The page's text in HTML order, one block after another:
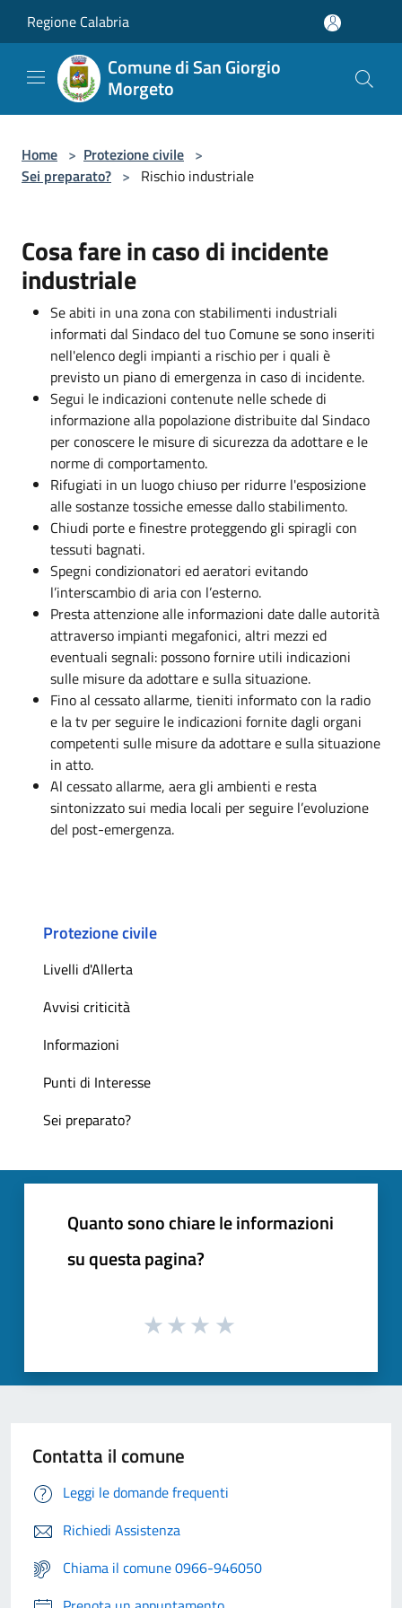
Regione Calabria
Comune di San Giorgio
Morgeto
Home > Protezione civile >
Sei preparato? > Rischio industriale
Cosa fare in caso di incidente
industriale
Se abiti in una zona con stabilimenti industriali
informati dal Sindaco del tuo Comune se sono inseriti
nell'elenco degli impianti a rischio per i quali è
previsto un piano di emergenza in caso di incidente.
Segui le indicazioni contenute nelle schede di
informazione alla popolazione distribuite dal Sindaco
per conoscere le misure di sicurezza da adottare e le
norme di comportamento.
Rifugiati in un luogo chiuso per ridurre l'esposizione
alle sostanze tossiche emesse dallo stabilimento.
Chiudi porte e finestre proteggendo gli spiragli con
tessuti bagnati.
Spegni condizionatori ed aeratori evitando
l’interscambio di aria con l’esterno.
Presta attenzione alle informazioni date dalle autorità
attraverso impianti megafonici, altri mezzi ed
eventuali segnali: possono fornire utili indicazioni
sulle misure da adottare e sulla situazione.
Fino al cessato allarme, tieniti informato con la radio
e la tv per seguire le indicazioni fornite dagli organi
competenti sulle misure da adottare e sulla situazione
in atto.
Al cessato allarme, aera gli ambienti e resta
sintonizzato sui media locali per seguire l’evoluzione
del post-emergenza.
Protezione civile
Livelli d'Allerta
Avvisi criticità
Informazioni
Punti di Interesse
Sei preparato?
Quanto sono chiare le informazioni
su questa pagina?
Contatta il comune
Leggi le domande frequenti
Richiedi Assistenza
Chiama il comune 0966-946050